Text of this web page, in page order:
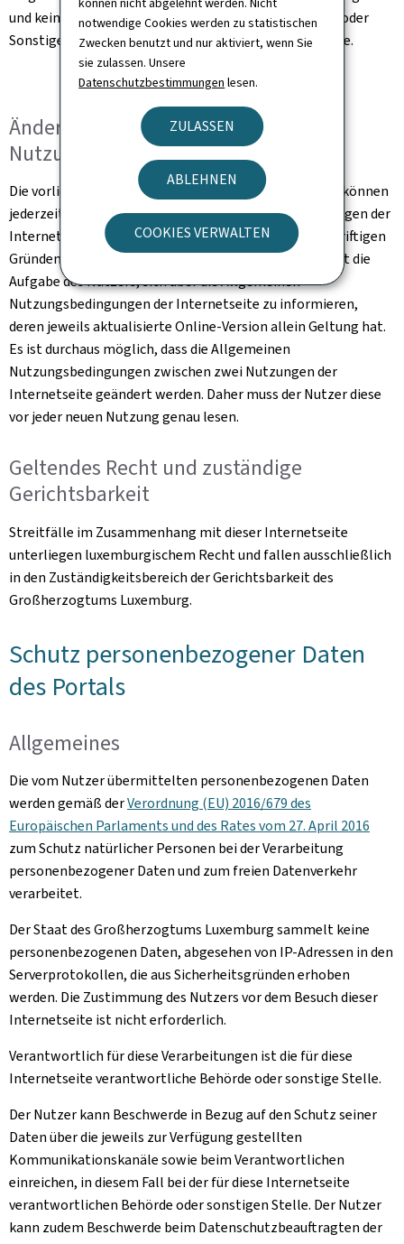
notwendige Cookies werden zu statistischen
Zwecken benutzt und nur aktiviert, wenn Sie
sie zulassen. Unsere
Datenschutzbestimmungen lesen.
ZULASSEN
ABLEHNEN
COOKIES VERWALTEN
und keinesfalls die Abtretung von Rechten, Eigentum oder
Sonstigem im Zusammenhang mit dieser Internetseite.
Änderung der Allgemeinen
Nutzungsbedingungen
Die vorliegenden Allgemeinen Nutzungsbedingungen können
jederzeit und ohne Ankündigung aufgrund von Änderungen der
Internetseite, der Gesetzgebung oder aus sonstigen triftigen
Gründen Änderungen oder Ergänzungen erfahren. Es ist die
Aufgabe des Nutzers, sich über die Allgemeinen
Nutzungsbedingungen der Internetseite zu informieren,
deren jeweils aktualisierte Online-Version allein Geltung hat.
Es ist durchaus möglich, dass die Allgemeinen
Nutzungsbedingungen zwischen zwei Nutzungen der
Internetseite geändert werden. Daher muss der Nutzer diese
vor jeder neuen Nutzung genau lesen.
Geltendes Recht und zuständige
Gerichtsbarkeit
Streitfälle im Zusammenhang mit dieser Internetseite
unterliegen luxemburgischem Recht und fallen ausschließlich
in den Zuständigkeitsbereich der Gerichtsbarkeit des
Großherzogtums Luxemburg.
Schutz personenbezogener Daten
des Portals
Allgemeines
Die vom Nutzer übermittelten personenbezogenen Daten
werden gemäß derVerordnung (EU) 2016/679 des
Europäischen Parlaments und des Rates vom 27. April 2016
zum Schutz natürlicher Personen bei der Verarbeitung
personenbezogener Daten und zum freien Datenverkehr
verarbeitet.
Der Staat des Großherzogtums Luxemburg sammelt keine
personenbezogenen Daten, abgesehen von IP-Adressen in den
Serverprotokollen, die aus Sicherheitsgründen erhoben
werden. Die Zustimmung des Nutzers vor dem Besuch dieser
Internetseite ist nicht erforderlich.
Verantwortlich für diese Verarbeitungen ist die für diese
Internetseite verantwortliche Behörde oder sonstige Stelle.
Der Nutzer kann Beschwerde in Bezug auf den Schutz seiner
Daten über die jeweils zur Verfügung gestellten
Kommunikationskanäle sowie beim Verantwortlichen
einreichen, in diesem Fall bei der für diese Internetseite
verantwortlichen Behörde oder sonstigen Stelle. Der Nutzer
kann zudem Beschwerde beim Datenschutzbeauftragten der